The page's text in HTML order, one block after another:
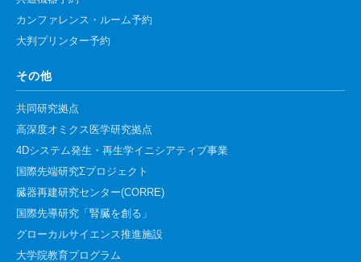
カンファレンス・ルーム予約
大判プリンター予約
その他
共同研究拠点
高深度オミクス医学研究拠点
4Dシステム発生・再生学イニシアティブ事業
国際先端研究Σプロジェクト
臓器再建研究センター(CORRE)
国際先導研究「腎臓を創る」
グローカルサイエンス推進施設
大学院教育プログラム